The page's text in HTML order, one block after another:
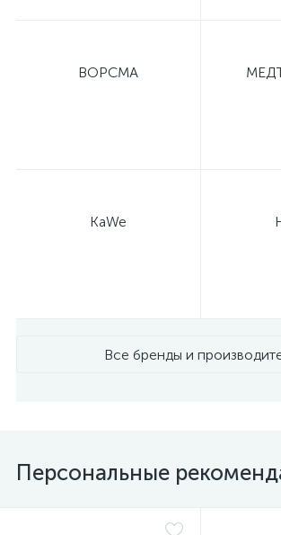
ВОРСМА
KaWe
Все бренды и
Персональные